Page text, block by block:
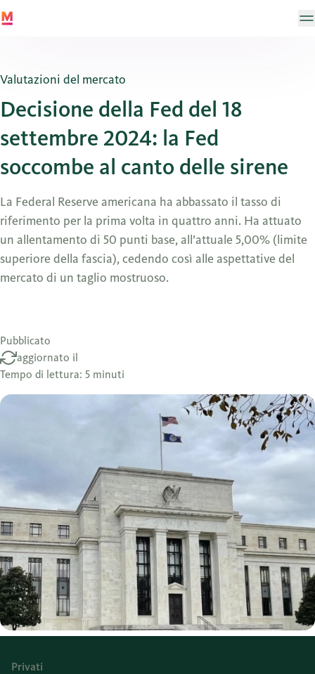
Valutazioni del mercato
Decisione della Fed del 18
settembre 2024: la Fed
soccombe al canto delle sirene
La Federal Reserve americana ha abbassato il tasso di
riferimento per la prima volta in quattro anni. Ha attuato
un allentamento di 50 punti base, all’attuale 5,00% (limite
superiore della fascia), cedendo così alle aspettative del
mercato di un taglio mostruoso.
Pubblicato
aggiornato il
Tempo di lettura: 5 minuti
Privati